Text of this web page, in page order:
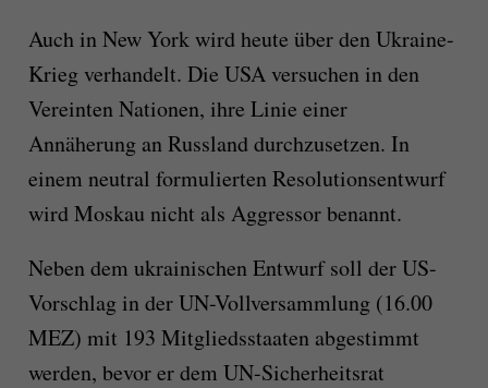
Auch in New York wird heute über den Ukraine-
Krieg verhandelt. Die USA versuchen in den
Vereinten Nationen, ihre Linie einer
Annäherung an Russland durchzusetzen. In
einem neutral formulierten Resolutionsentwurf
wird Moskau nicht als Aggressor benannt.
Neben dem ukrainischen Entwurf soll der US-
Vorschlag in der UN-Vollversammlung (16.00
MEZ) mit 193 Mitgliedsstaaten abgestimmt
werden, bevor er dem UN-Sicherheitsrat